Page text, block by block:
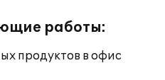
работы:
продуктов в офис